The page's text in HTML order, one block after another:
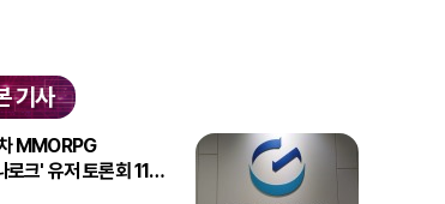
기사
MMORPG
로크' 유저 토론회 11일